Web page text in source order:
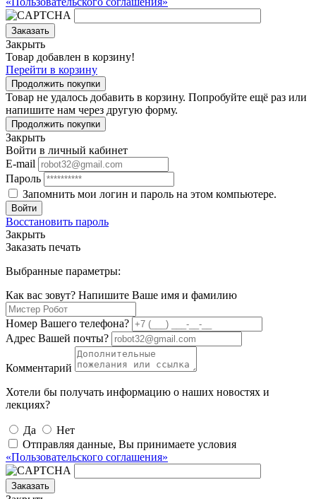
Заказать
Закрыть
Товар добавлен в корзину!
Перейти в корзину
Продолжить покупки
Товар не удалось добавить в корзину. Попробуйте ещё раз или
напишите нам через другую форму.
Продолжить покупки
Закрыть
Войти в личный кабинет
E-mail
Пароль
Запомнить мои логин и пароль на этом компьютере.
Войти
Восстановить пароль
Закрыть
Заказать печать
Выбранные параметры:
Как вас зовут? Напишите Ваше имя и фамилию
Номер Вашего телефона?
Адрес Вашей почты?
Комментарий
Хотели бы получать информацию о наших новостях и
лекциях?
Да
Нет
Отправляя данные, Вы принимаете условия
«Пользовательского соглашения»
Заказать